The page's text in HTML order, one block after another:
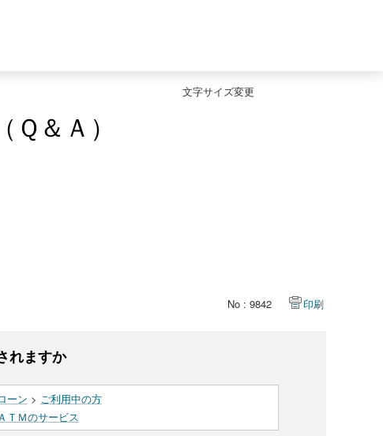
文字サイズ変更
＆Ａ）
No : 9842 印刷
れますか
ーン > ご利用中の方
ＴＭのサービス